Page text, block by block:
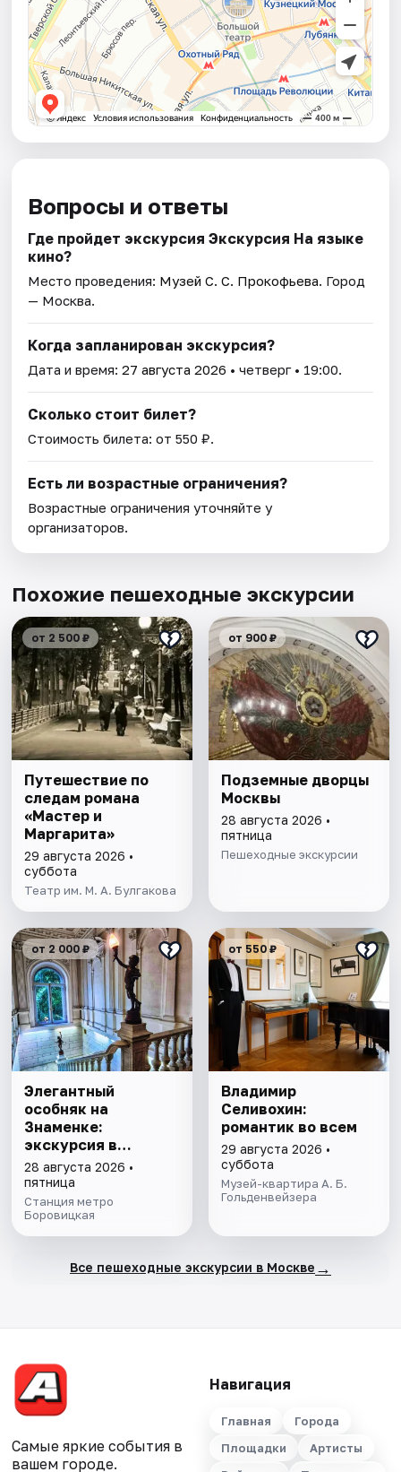
Вопросы и ответы
Где пройдет экскурсия Экскурсия На языке
кино?
Место проведения: Музей С. С. Прокофьева. Город
— Москва.
Когда запланирован экскурсия?
Дата и время:27 августа 2026 • четверг • 19:00.
Сколько стоит билет?
Стоимость билета: от 550 ₽.
Есть ли возрастные ограничения?
Возрастные ограничения уточняйте у
организаторов.
Похожие пешеходные экскурсии
от 2 500 ₽
Путешествие по
следам романа
«Мастер и
Маргарита»
29 августа 2026 •
суббота
Театр им. М. А. Булгакова
от 900 ₽
Подземные дворцы
Москвы
28 августа 2026 •
пятница
Пешеходные экскурсии
от 2 000 ₽
Элегантный
особняк на
Знаменке:
экскурсия в
усадьбу
А.В.Каминской -
И.Е.Пономарева –
Г.М.Арафелова
28 августа 2026 •
пятница
Станция метро
Боровицкая
от 550 ₽
Владимир
Селивохин:
романтик во всем
29 августа 2026 •
суббота
Музей-квартира А. Б.
Гольденвейзера
Все пешеходные экскурсии в Москве →
Самые яркие события в
вашем городе.
Навигация
Главная
Города
Площадки
Артисты